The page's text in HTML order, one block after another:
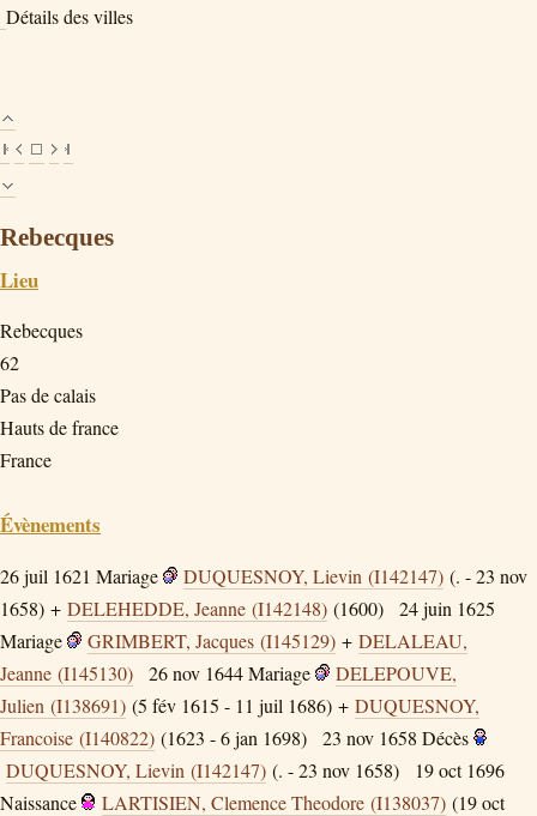
Détails des villes
Rebecques
Lieu
Rebecques
62
Pas de calais
Hauts de france
France
Évènements
26 juil 1621 Mariage DUQUESNOY, Lievin (I142147) (. - 23 nov
1658) + DELEHEDDE, Jeanne (I142148) (1600)
24 juin 1625
Mariage
GRIMBERT, Jacques (I145129) + DELALEAU,
Jeanne (I145130)
26 nov 1644Mariage
DELEPOUVE,
Julien (I138691) (5 fév 1615 - 11 juil 1686) + DUQUESNOY,
Francoise (I140822) (1623 - 6 jan 1698) 23 nov 1658 Décès
DUQUESNOY, Lievin (I142147) (. - 23 nov 1658)
19 oct 1696
Naissance
LARTISIEN, Clemence Theodore (I138037) (19 oct